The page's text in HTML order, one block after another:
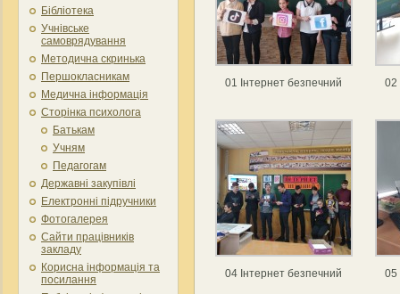
Бібліотека
Учнівське
самоврядування
Методична скринька
Першокласникам
Медична інформація
Сторінка психолога
Батькам
Учням
Педагогам
Державні закупівлі
Електронні підручники
Фотогалерея
Сайти працівників
закладу
Корисна інформація та
посилання
01 Інтернет безпечний 02
04 Інтернет безпечний 05